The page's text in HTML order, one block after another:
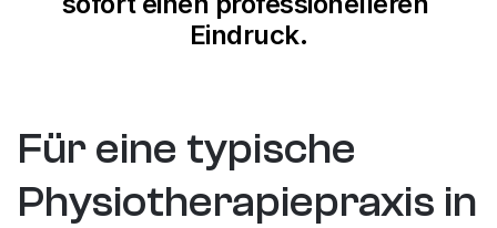
Eindruck.
Für eine typische
Physiotherapiepraxis in